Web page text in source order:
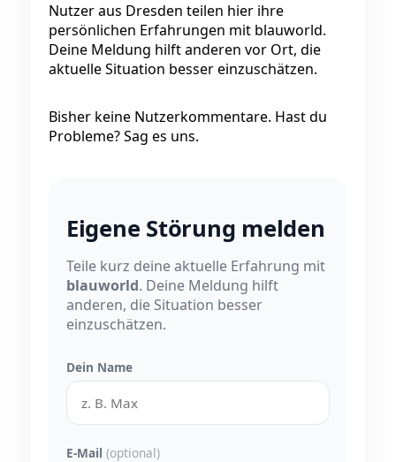
Nutzer aus Dresden teilen hier ihre
persönlichen Erfahrungen mit blauworld.
Deine Meldung hilft anderen vor Ort, die
aktuelle Situation besser einzuschätzen.
Bisher keine Nutzerkommentare. Hast du
Probleme? Sag es uns.
Eigene Störung melden
Teile kurz deine aktuelle Erfahrung mit
blauworld. Deine Meldung hilft
anderen, die Situation besser
einzuschätzen.
Dein Name
E-Mail (optional)